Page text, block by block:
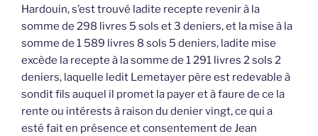
Hardouin, s’est trouvé ladite recepte revenir à la
somme de 298 livres 5 sols et 3 deniers, et la mise à la
somme de 1 589 livres 8 sols 5 deniers, ladite mise
excède la recepte à la somme de 1 291 livres 2 sols 2
deniers, laquelle ledit Lemetayer père est redevable à
sondit fils auquel il promet la payer et à faure de ce la
rente ou intérests à raison du denier vingt, ce qui a
esté fait en présence et consentement de Jean